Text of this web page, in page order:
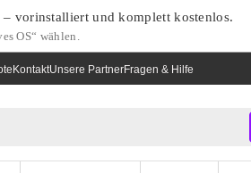
– vorinstalliert und komplett kostenlos.
OS“ wählen.
KontaktUnsere PartnerFragen & Hilfe